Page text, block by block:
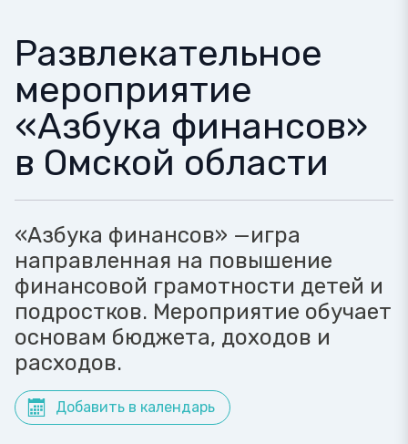
Развлекательное
мероприятие
«Азбука финансов»
в Омской области
«Азбука финансов» —игра
направленная на повышение
финансовой грамотности детей и
подростков. Мероприятие обучает
основам бюджета, доходов и
расходов.
Добавить в календарь